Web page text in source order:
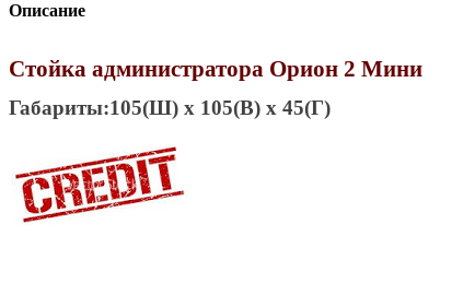
Описание
Стойка администратора Орион 2 Мини
Габариты:105(Ш) x 105(В) x 45(Г)